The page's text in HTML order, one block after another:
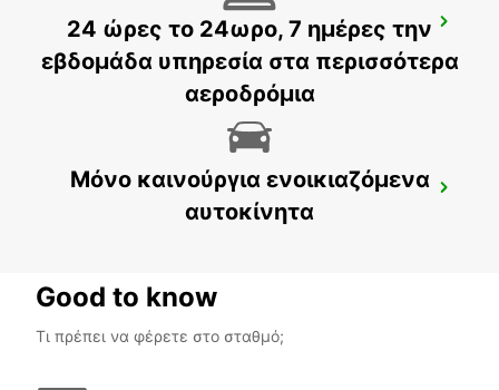
SIBIU AIRPORT
SIBIU - ROMANIA
BOURGAS AIRPORT
BOURGAS - BULGARIA
24 ώρες το 24ωρο, 7 ημέρες την
εβδομάδα υπηρεσία στα περισσότερα
αεροδρόμια
Μόνο καινούργια ενοικιαζόμενα
αυτοκίνητα
Good to know
Τι πρέπει να φέρετε στο σταθμό;